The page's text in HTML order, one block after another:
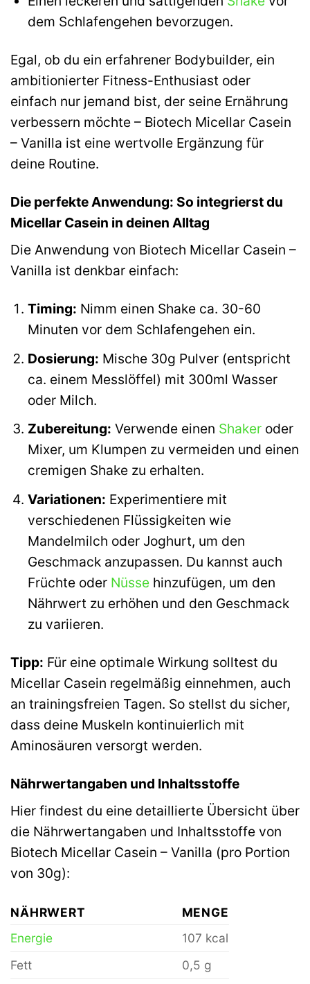
dem Schlafengehen bevorzugen.
Egal, ob du ein erfahrener Bodybuilder, ein
ambitionierter Fitness-Enthusiast oder
einfach nur jemand bist, der seine Ernährung
verbessern möchte – Biotech Micellar Casein
– Vanilla ist eine wertvolle Ergänzung für
deine Routine.
Die perfekte Anwendung: So integrierst du
Micellar Casein in deinen Alltag
Die Anwendung von Biotech Micellar Casein –
Vanilla ist denkbar einfach:
Timing: Nimm einen Shake ca. 30-60
Minuten vor dem Schlafengehen ein.
Dosierung: Mische 30g Pulver (entspricht
ca. einem Messlöffel) mit 300ml Wasser
oder Milch.
Zubereitung: Verwende einen Shakeroder
Mixer, um Klumpen zu vermeiden und einen
cremigen Shake zu erhalten.
Variationen: Experimentiere mit
verschiedenen Flüssigkeiten wie
Mandelmilch oder Joghurt, um den
Geschmack anzupassen. Du kannst auch
Früchte oder Nüssehinzufügen, um den
Nährwert zu erhöhen und den Geschmack
zu variieren.
Tipp: Für eine optimale Wirkung solltest du
Micellar Casein regelmäßig einnehmen, auch
an trainingsfreien Tagen. So stellst du sicher,
dass deine Muskeln kontinuierlich mit
Aminosäuren versorgt werden.
Nährwertangaben und Inhaltsstoffe
Hier findest du eine detaillierte Übersicht über
die Nährwertangaben und Inhaltsstoffe von
Biotech Micellar Casein – Vanilla (pro Portion
von 30g):
NÄHRWERT
MENGE
Energie
107 kcal
Fett
0,5 g